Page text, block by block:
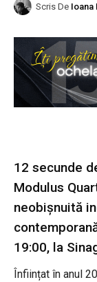
Scris De Ioana
12 secunde
Modulus
neobişnuită
19:00, la
Înființat în anul